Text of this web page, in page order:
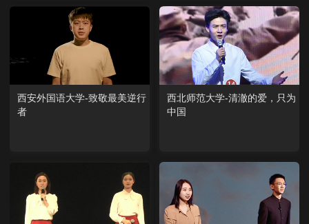
西安外国语大学-致敬最美逆行
者
西北师范大学-清澈的爱，只为
中国